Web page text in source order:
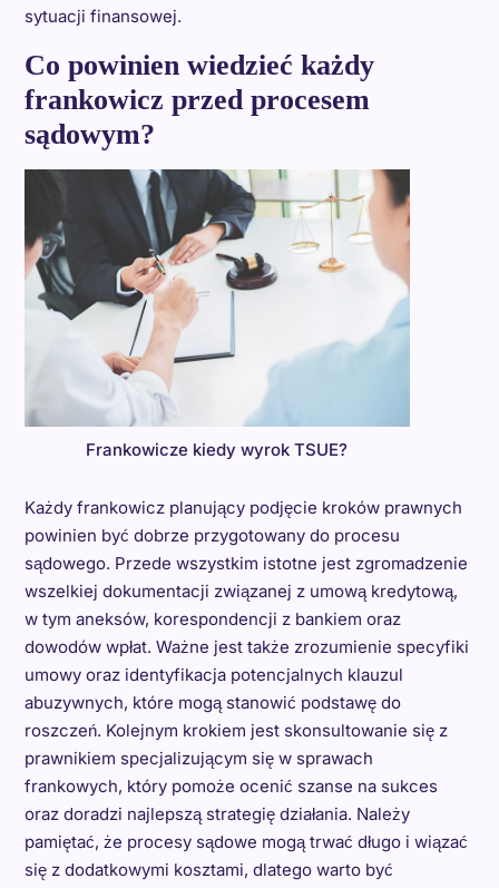
sytuacji finansowej.
Co powinien wiedzieć każdy
frankowicz przed procesem
sądowym?
Frankowicze kiedy wyrok TSUE?
Każdy frankowicz planujący podjęcie kroków prawnych
powinien być dobrze przygotowany do procesu
sądowego. Przede wszystkim istotne jest zgromadzenie
wszelkiej dokumentacji związanej z umową kredytową,
w tym aneksów, korespondencji z bankiem oraz
dowodów wpłat. Ważne jest także zrozumienie specyfiki
umowy oraz identyfikacja potencjalnych klauzul
abuzywnych, które mogą stanowić podstawę do
roszczeń. Kolejnym krokiem jest skonsultowanie się z
prawnikiem specjalizującym się w sprawach
frankowych, który pomoże ocenić szanse na sukces
oraz doradzi najlepszą strategię działania. Należy
pamiętać, że procesy sądowe mogą trwać długo i wiązać
się z dodatkowymi kosztami, dlatego warto być